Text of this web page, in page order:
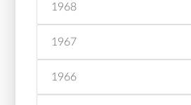
1968
1967
1966